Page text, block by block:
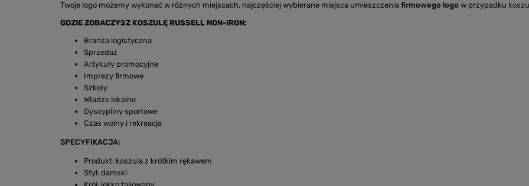
Twoje logo możemy wykonać w różnych miejscach, najczęściej wybierane miejsca umieszczenia firmowego logo w przypadku
GDZIE ZOBACZYSZ KOSZULĘ RUSSELL NON-IRON:
Branża logistyczna
Sprzedaż
Artykuły promocyjne
Imprezy firmowe
Szkoły
Władze lokalne
Dyscypliny sportowe
Czas wolny i rekreacja
SPECYFIKACJA:
Produkt: koszula z krótkim rękawem
Styl: damski